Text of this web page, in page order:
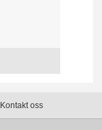
Kontakt oss